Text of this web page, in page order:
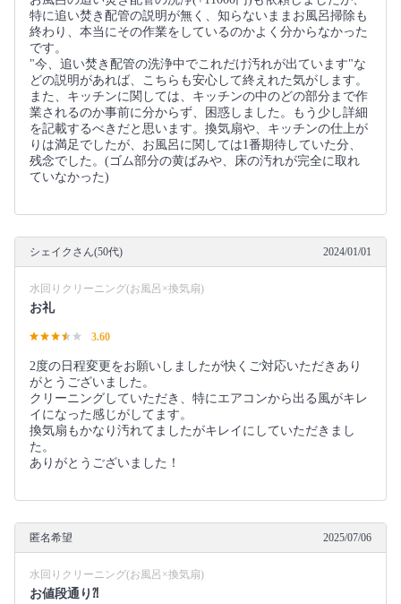
特に追い焚き配管の説明が無く、知らないままお風呂掃除も
終わり、本当にその作業をしているのかよく分からなかった
です。
"今、追い焚き配管の洗浄中でこれだけ汚れが出ています"な
どの説明があれば、こちらも安心して終えれた気がします。
また、キッチンに関しては、キッチンの中のどの部分まで作
業されるのか事前に分からず、困惑しました。もう少し詳細
を記載するべきだと思います。換気扇や、キッチンの仕上が
りは満足でしたが、お風呂に関しては1番期待していた分、
残念でした。(ゴム部分の黄ばみや、床の汚れが完全に取れ
ていなかった)
シェイクさん(50代) 2024/01/01
水回りクリーニング(お風呂×換気扇)
お礼
3.60
2度の日程変更をお願いしましたが快くご対応いただきあり
がとうございました。
クリーニングしていただき、特にエアコンから出る風がキレ
イになった感じがしてます。
換気扇もかなり汚れてましたがキレイにしていただきまし
た。
ありがとうございました！
匿名希望 2025/07/06
水回りクリーニング(お風呂×換気扇)
お値段通り⁈